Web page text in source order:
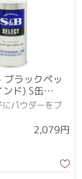
ブラックペッ
ド) S缶
ット
パウダーをブ
2,079円